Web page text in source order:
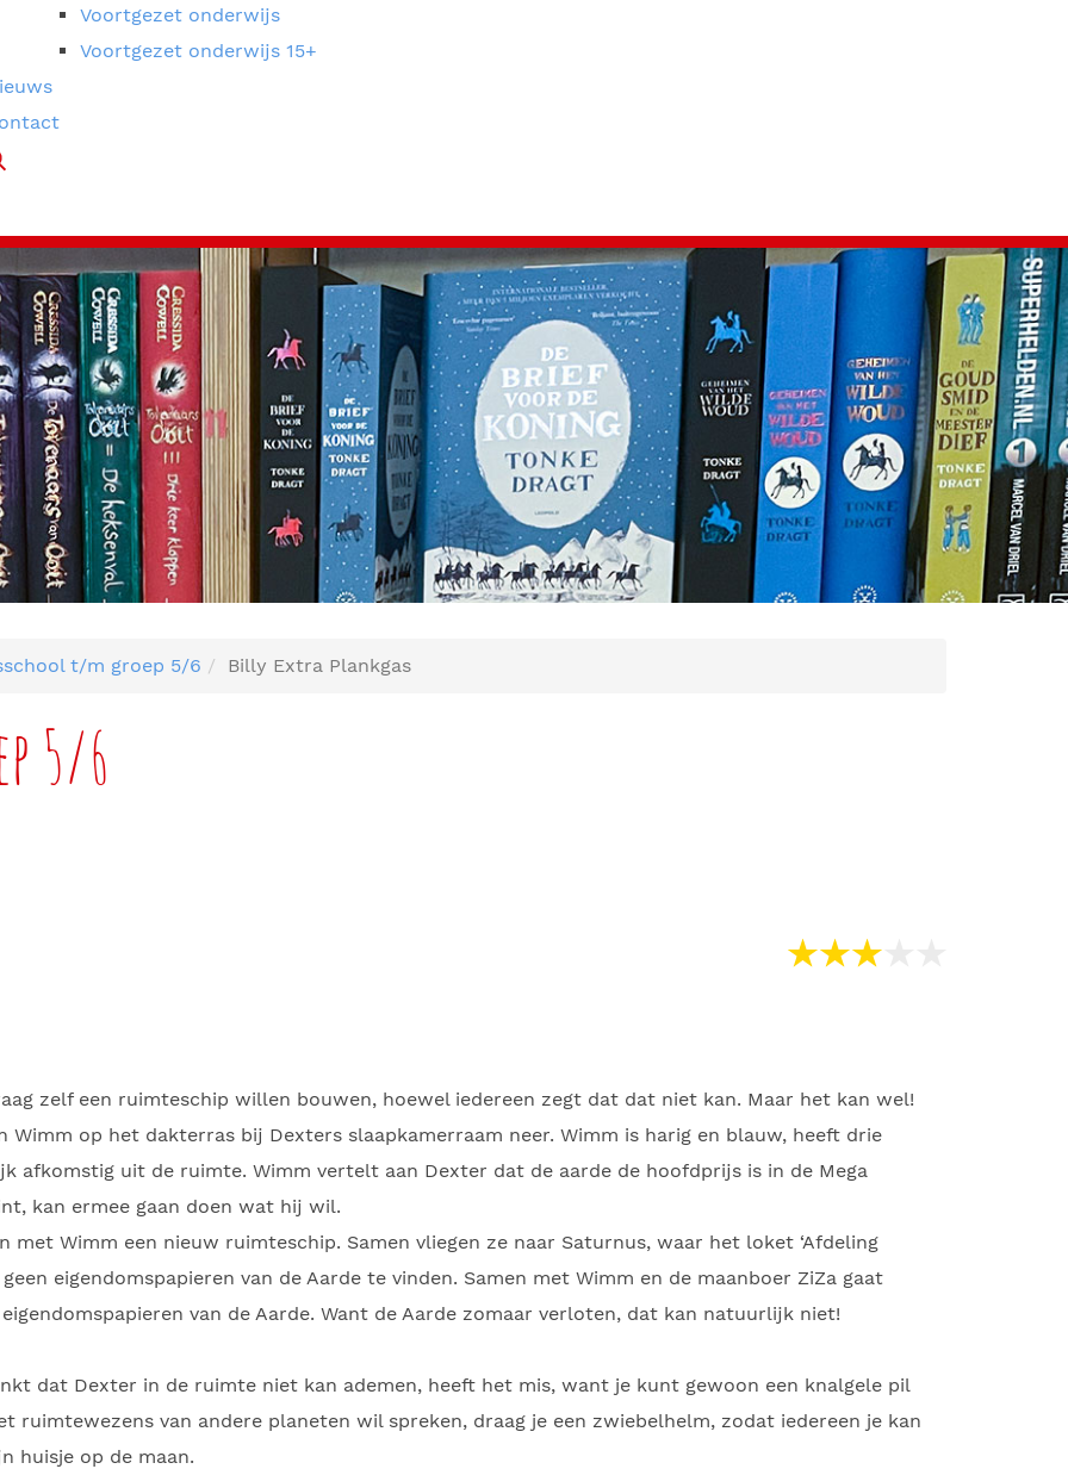
Voortgezet onderwijs
Voortgezet onderwijs 15+
t/m groep 5/6 Billy Extra Plankgas
5/6
zelf een ruimteschip willen bouwen, hoewel iedereen zegt dat dat niet kan. Maar het kan wel!
op het dakterras bij Dexters slaapkamerraam neer. Wimm is harig en blauw, heeft drie
afkomstig uit de ruimte. Wimm vertelt aan Dexter dat de aarde de hoofdprijs is in de Mega
kan ermee gaan doen wat hij wil.
met Wimm een nieuw ruimteschip. Samen vliegen ze naar Saturnus, waar het loket ‘Afdeling
eigendomspapieren van de Aarde te vinden. Samen met Wimm en de maanboer ZiZa gaat
van de Aarde. Want de Aarde zomaar verloten, dat kan natuurlijk niet!
dat Dexter in de ruimte niet kan ademen, heeft het mis, want je kunt gewoon een knalgele pil
ruimtewezens van andere planeten wil spreken, draag je een zwiebelhelm, zodat iedereen je kan
huisje op de maan.